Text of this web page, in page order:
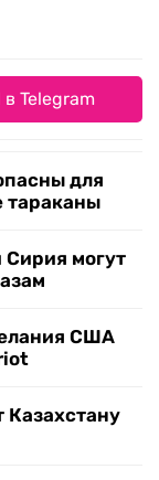
Telegram
для
тараканы
Сирия могут
США
Казахстану